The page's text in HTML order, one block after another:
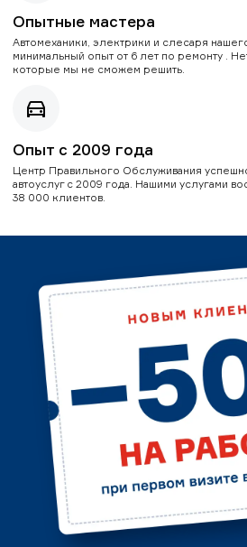
Опытные мастера
Автомеханики, электрики и слесаря
минимальный опыт от 6 лет по ремонту .
которые мы не сможем решить.
Опыт с 2009 года
Центр Правильного Обслуживания
автоуслуг с 2009 года. Нашими услугами
38 000 клиентов.